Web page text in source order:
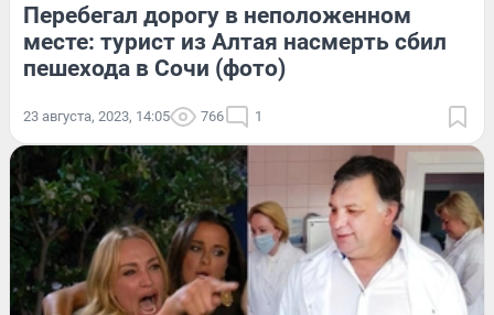
Перебегал дорогу в неположенном
месте: турист из Алтая насмерть сбил
пешехода в Сочи (фото)
23 августа, 2023, 14:05 766 1